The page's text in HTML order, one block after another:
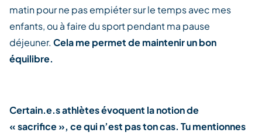
matin pour ne pas empiéter sur le temps avec mes
enfants, ou à faire du sport pendant ma pause
déjeuner. Cela me permet de maintenir un bon
équilibre.
Certain.e.s athlètes évoquent la notion de
« sacrifice », ce qui n’est pas ton cas. Tu mentionnes